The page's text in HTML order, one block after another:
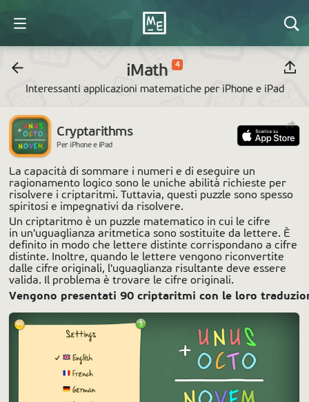
iMath 4
Interessanti applicazioni matematiche per iPhone e iPad
Cryptarithms
Per iPhone e iPad
La capacità di sommare i numeri e di eseguire un
ragionamento logico sono le uniche abilità richieste per
risolvere i criptaritmi. Tuttavia, questi puzzle sono spesso
spiritosi e impegnativi da risolvere.
Un criptaritmo è un puzzle matematico in cui le cifre
in un'uguaglianza aritmetica sono sostituite da lettere. È
definito in modo che lettere distinte corrispondano a cifre
distinte. Inoltre, quando le lettere vengono riconvertite
dalle cifre originali, l'uguaglianza risultante deve essere
valida. Il problema è trovare le cifre originali.
Vengono presentati 90 criptaritmi con le loro